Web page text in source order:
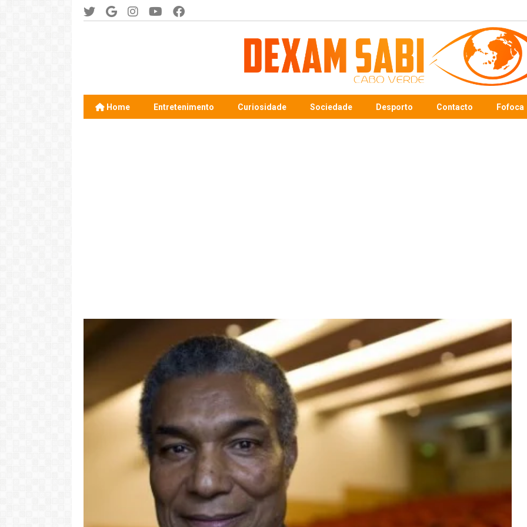
Home Entretenimento Curiosidade Sociedade Desporto Contacto Fofoca
Video: Caboverdiana konta
motivo ki fazel larga
Portugal pa volta pa Cabo
Video: Mãe e Pai
surpreendido na Cabo
Verde. Es ka sa speraba
LER MAIS
Video: Tininho conquista